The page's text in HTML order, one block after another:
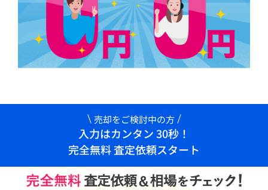
売却をご検討中の方
入力はカンタン 30秒！
完全無料 査定依頼スタート